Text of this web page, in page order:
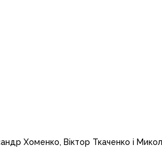
Хоменко, Віктор Ткаченко і